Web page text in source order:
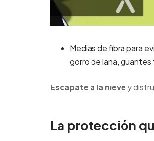
Mediasde fibra para
gorrode lana, guantes
Escapate a la nieve y
La protección